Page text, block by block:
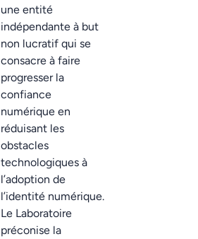
une entité
indépendante à but
non lucratif qui se
consacre à faire
progresser la
confiance
numérique en
réduisant les
obstacles
technologiques à
l’adoption de
l’identité numérique.
Le Laboratoire
préconise la